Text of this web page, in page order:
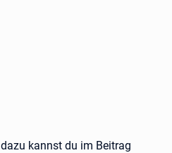
kannst du im Beitrag